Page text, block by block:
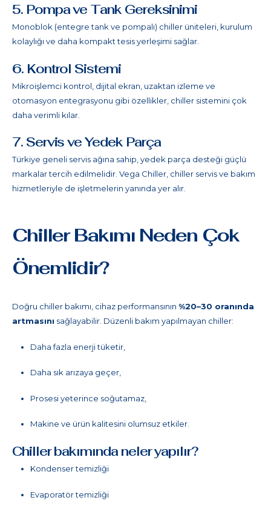
5. Pompa ve Tank Gereksinimi
Monoblok (entegre tank ve pompalı) chiller üniteleri, kurulum
kolaylığı ve daha kompakt tesis yerleşimi sağlar.
6. Kontrol Sistemi
Mikroişlemci kontrol, dijital ekran, uzaktan izleme ve
otomasyon entegrasyonu gibi özellikler, chiller sistemini çok
daha verimli kılar.
7. Servis ve Yedek Parça
Türkiye geneli servis ağına sahip, yedek parça desteği güçlü
markalar tercih edilmelidir. Vega Chiller, chiller servis ve bakım
hizmetleriyle de işletmelerin yanında yer alır.
Chiller Bakımı Neden Çok
Önemlidir?
Doğru chiller bakımı, cihaz performansının %20–30 oranında
artmasını sağlayabilir. Düzenli bakım yapılmayan chiller:
Daha fazla enerji tüketir,
Daha sık arızaya geçer,
Prosesi yeterince soğutamaz,
Makine ve ürün kalitesini olumsuz etkiler.
Chiller bakımında neler yapılır?
Kondenser temizliği
Evaporatör temizliği